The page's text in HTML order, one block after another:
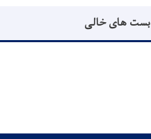
بست های خالی